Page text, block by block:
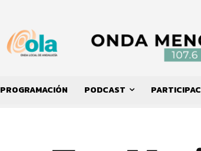
PROGRAMACIÓN PODCAST